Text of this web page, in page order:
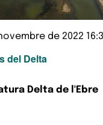
del Delta
de 2022
Delta de l'Ebre